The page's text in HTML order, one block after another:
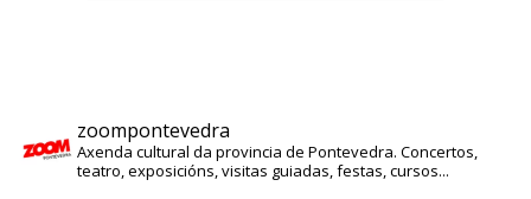
zoompontevedra
Axenda cultural da provincia de Pontevedra. Concertos,
teatro, exposicións, visitas guiadas, festas, cursos...